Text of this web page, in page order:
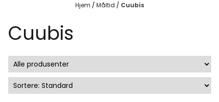
Hjem / Måltid / Cuubis
Cuubis